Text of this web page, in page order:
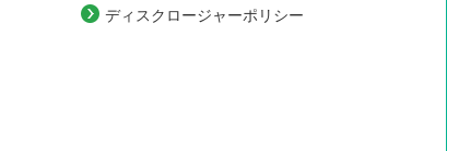
ディスクロージャーポリシー